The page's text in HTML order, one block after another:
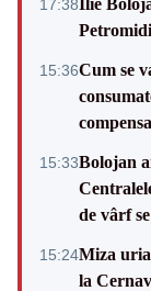
17:38
15:36Cum se
15:33Bolojan
de vârf
15:24Miza
la